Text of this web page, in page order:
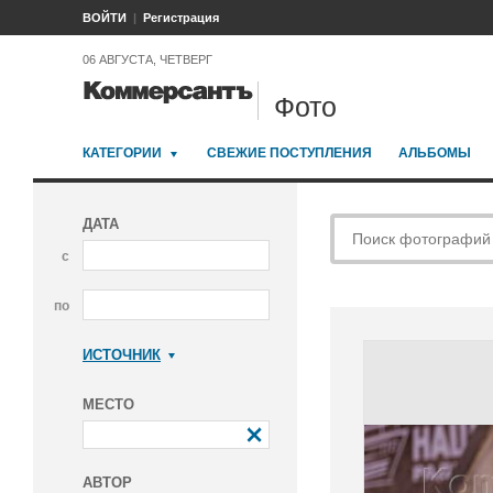
ВОЙТИ Регистрация
06 АВГУСТА, ЧЕТВЕРГ
Фото
КАТЕГОРИИ СВЕЖИЕ ПОСТУПЛЕНИЯ АЛЬБОМЫ
ДАТА
с
по
ИСТОЧНИК
МЕСТО
АВТОР